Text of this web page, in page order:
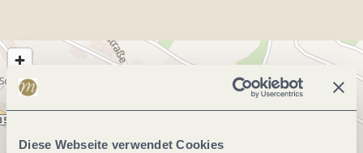
Diese Webseite verwendet Cookies